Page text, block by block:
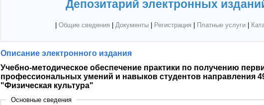
Депозитарий электронных
Общие сведения Документы| Регистрация Платные услуги|
Описание электронного издания
Учебно-методическое обеспечение практики по получению
профессиональных умений и навыков студентов направления
"Физическая культура"
Основные сведения